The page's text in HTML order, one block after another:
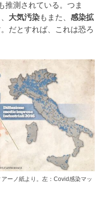
推測されている。つま
大気汚染もまた、 感染拡
だとすれば、これは恐ろ
ーノ紙より。左：Covid感染マッ